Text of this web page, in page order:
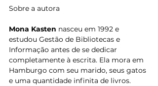
Sobre a autora
Mona Kasten nasceu em 1992 e
estudou Gestão de Bibliotecas e
Informação antes de se dedicar
completamente à escrita. Ela mora em
Hamburgo com seu marido, seus gatos
e uma quantidade infinita de livros.